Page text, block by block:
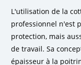
L'utilisation de la
professionnel n'est
protection, mais
de travail. Sa
épaisseur à la